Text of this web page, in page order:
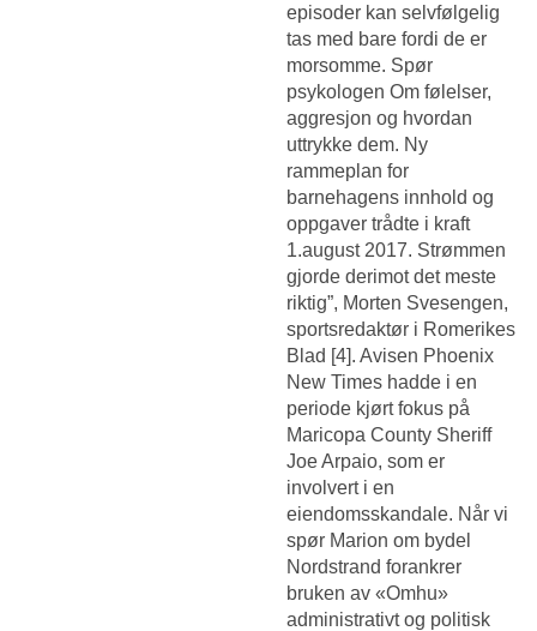
episoder kan selvfølgelig
tas med bare fordi de er
morsomme. Spør
psykologen Om følelser,
aggresjon og hvordan
uttrykke dem. Ny
rammeplan for
barnehagens innhold og
oppgaver trådte i kraft
1.august 2017. Strømmen
gjorde derimot det meste
riktig”, Morten Svesengen,
sportsredaktør i Romerikes
Blad [4]. Avisen Phoenix
New Times hadde i en
periode kjørt fokus på
Maricopa County Sheriff
Joe Arpaio, som er
involvert i en
eiendomsskandale. Når vi
spør Marion om bydel
Nordstrand forankrer
bruken av «Omhu»
administrativt og politisk